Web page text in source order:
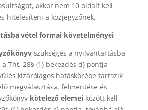
akkor nem 10 oldalt kell
hitelesíteni a közjegyzőnek.
vétel formai követelményei
szükséges a nyilvántartásba
Tht. 28§ (1) bekezdés d) pontja
kizárólagos hatáskörébe tartozik
megválasztása, felmentése és
kötelező elemeiközött kell